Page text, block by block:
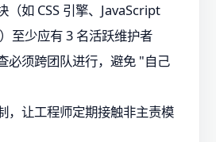
（如 CSS 引擎、JavaScript
至少应有 3 名活跃维护者
必须跨团队进行，避免 "自己
，让工程师定期接触非主责模